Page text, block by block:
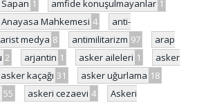
1 amfide konuşulmayanlar 1
Anayasa Mahkemesi 4
anti-
medya 8 antimilitarizm 97
arap
2 arjantin 1 asker aileleri 1
asker
asker kaçağı 31 asker uğurlama 18
55 askeri cezaevi 4
Askeri